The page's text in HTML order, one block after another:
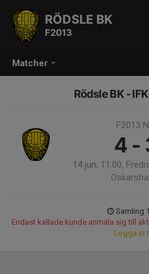
Matcher
RÖDSLE BK
F2013
Rödsle BK -
F2013
4 -
14 jun, 11:00,
Samling
Endast kallade kunde anmäla sig till
Logga in